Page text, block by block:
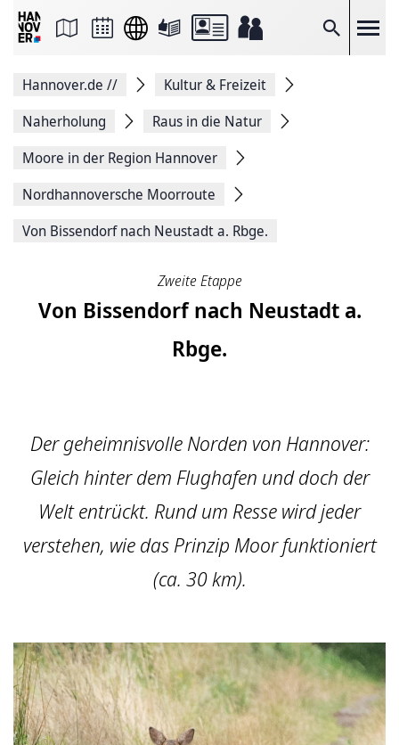
Suche
Seite
Facebook
teilen
Seitenlink
Seite
Hannover.de //
Kultur & Freizeit
Naherholung
Raus in die Natur
Moore in der Region Hannover
Nordhannoversche Moorroute
Von Bissendorf nach Neustadt a. Rbge.
Zweite Etappe
Von Bissendorf nach Neustadt a.
Rbge.
Der geheimnisvolle Norden von Hannover:
Gleich hinter dem Flughafen und doch der
Welt entrückt. Rund um Resse wird jeder
verstehen, wie das Prinzip Moor funktioniert
(ca. 30 km).